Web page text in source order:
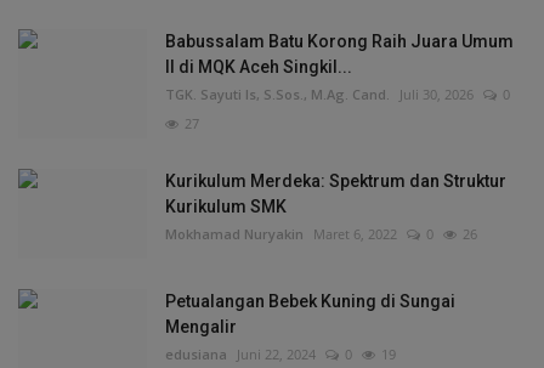
Babussalam Batu Korong Raih Juara Umum
II di MQK Aceh Singkil...
TGK. Sayuti Is, S.Sos., M.Ag. Cand. Juli 30, 2026
0
27
Kurikulum Merdeka: Spektrum dan Struktur
Kurikulum SMK
Mokhamad Nuryakin Maret 6, 2022 0 26
Petualangan Bebek Kuning di Sungai
Mengalir
edusiana Juni 22, 2024 0 19